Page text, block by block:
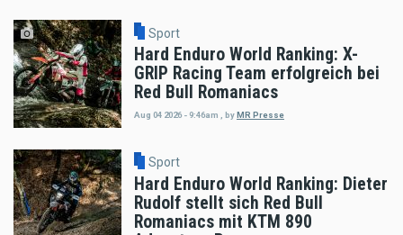
Sport
Hard Enduro World Ranking: X-
GRIP Racing Team erfolgreich bei
Red Bull Romaniacs
Aug 04 2026 - 9:46am byMR Presse
Sport
Hard Enduro World Ranking: Dieter
Rudolf stellt sich Red Bull
Romaniacs mit KTM 890